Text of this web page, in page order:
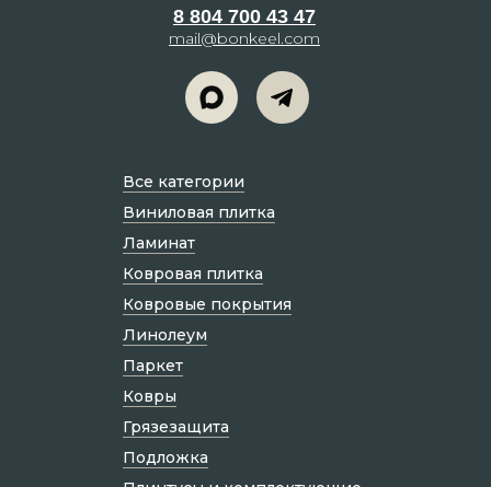
8 804 700 43 47
mail@bonkeel.com
Все категории
Виниловая плитка
Ламинат
Ковровая плитка
Ковровые покрытия
Линолеум
Паркет
Ковры
Грязезащита
Подложка